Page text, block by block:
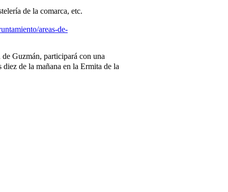
de la comarca, etc.
areas-de-
Guzmán, participará con una
de la mañana en la Ermita de la